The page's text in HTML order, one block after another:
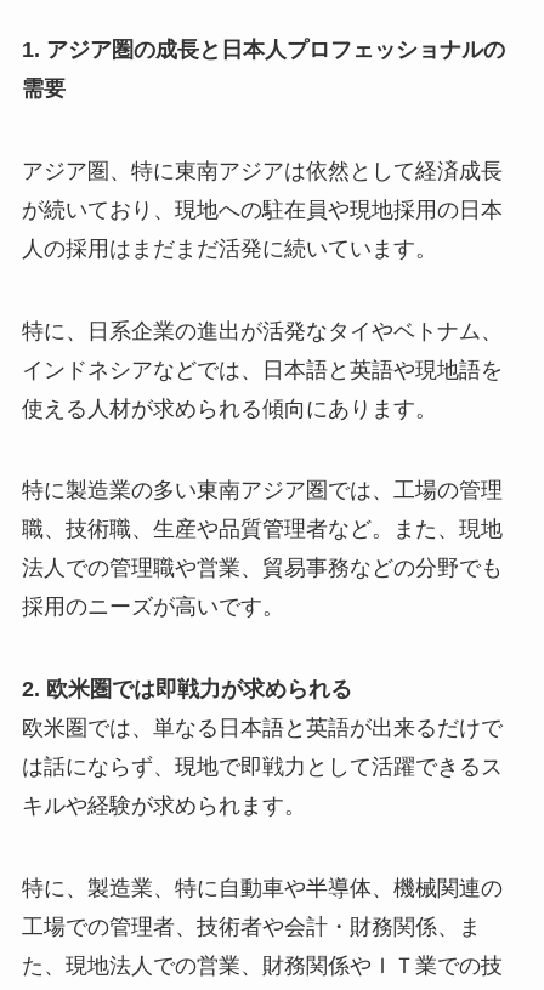
1. アジア圏の成長と日本人プロフェッショナルの
需要
アジア圏、特に東南アジアは依然として経済成長
が続いており、現地への駐在員や現地採用の日本
人の採用はまだまだ活発に続いています。
特に、日系企業の進出が活発なタイやベトナム、
インドネシアなどでは、日本語と英語や現地語を
使える人材が求められる傾向にあります。
特に製造業の多い東南アジア圏では、工場の管理
職、技術職、生産や品質管理者など。また、現地
法人での管理職や営業、貿易事務などの分野でも
採用のニーズが高いです。
2. 欧米圏では即戦力が求められる
欧米圏では、単なる日本語と英語が出来るだけで
は話にならず、現地で即戦力として活躍できるス
キルや経験が求められます。
特に、製造業、特に自動車や半導体、機械関連の
工場での管理者、技術者や会計・財務関係、ま
た、現地法人での営業、財務関係やＩＴ業での技